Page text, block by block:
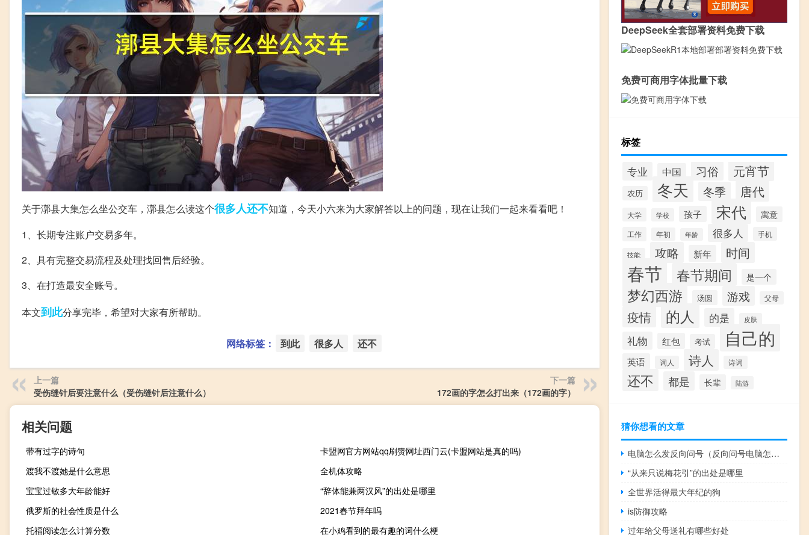
关于漷县大集怎么坐公交车，漷县怎么读这个很多人还不知道，今天小六来为大家解答以上的问题，现在让我们一起来看看吧！
1、长期专注账户交易多年。
2、具有完整交易流程及处理找回售后经验。
3、在打造最安全账号。
本文到此分享完毕，希望对大家有所帮助。
网络标签： 到此 很多人 还不
上一篇
受伤缝针后要注意什么（受伤缝针后注意什么）
下一篇
172画的字怎么打出来（172画的字）
相关问题
带有过字的诗句
卡盟网官方网站qq刷赞网址西门云(卡盟网站是真的吗)
渡我不渡她是什么意思
全机体攻略
宝宝过敏多大年龄能好
“辞体能兼两汉风”的出处是哪里
俄罗斯的社会性质是什么
2021春节拜年吗
托福阅读怎么计算分数
在小鸡看到的最有趣的词什么梗
DeepSeek全套部署资料免费下载
免费可商用字体批量下载
标签
专业 中国 习俗 元宵节
农历 冬天 冬季 唐代
大学 学校 孩子 宋代 寓意
工作 年初 年龄 很多人 手机
技能 攻略 新年 时间
春节 春节期间 是一个
梦幻西游 汤圆 游戏 父母
疫情 的人 的是 皮肤
礼物 红包 考试 自己的
英语 词人 诗人 诗词
还不 都是 长辈 陆游
猜你想看的文章
电脑怎么发反向问号（反向问号电脑怎么打）
“从来只说梅花引”的出处是哪里
全世界活得最大年纪的狗
is防御攻略
过年给父母送礼有哪些好处